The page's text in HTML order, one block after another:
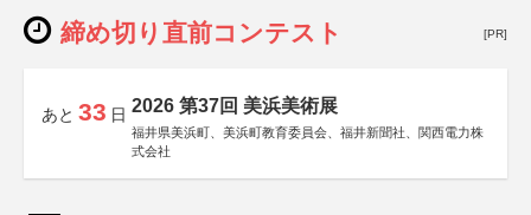
締め切り直前コンテスト [PR]
あと 33 日 2026 第37回 美浜美術展
福井県美浜町、美浜町教育委員会、福井新聞社、関西電力株
式会社